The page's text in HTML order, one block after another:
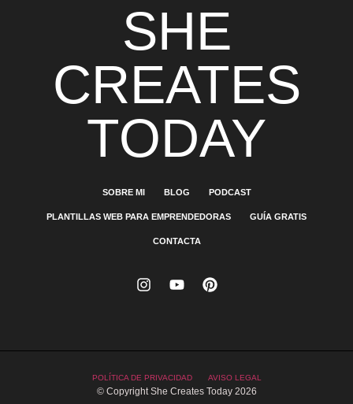
SHE
CREATES
TODAY
SOBRE MI BLOG PODCAST
PLANTILLAS WEB PARA EMPRENDEDORAS GUÍA GRATIS
CONTACTA
POLÍTICA DE PRIVACIDAD AVISO LEGAL
© Copyright She Creates Today 2026